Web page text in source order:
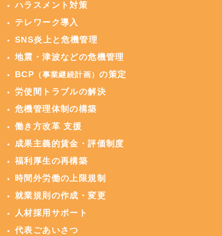
ハラスメント対策
テレワーク導入
SNS炎上と危機管理
地震・津波などの危機管理
BCP （事業継続計画）の策定
労使間トラブルの解決
危機管理体制の構築
働き方改革 支援
成果主義的賃金・評価制度
福利厚生の再構築
時間外労働の上限規制
就業規則の作成・変更
人材採用サポート
代表ごあいさつ